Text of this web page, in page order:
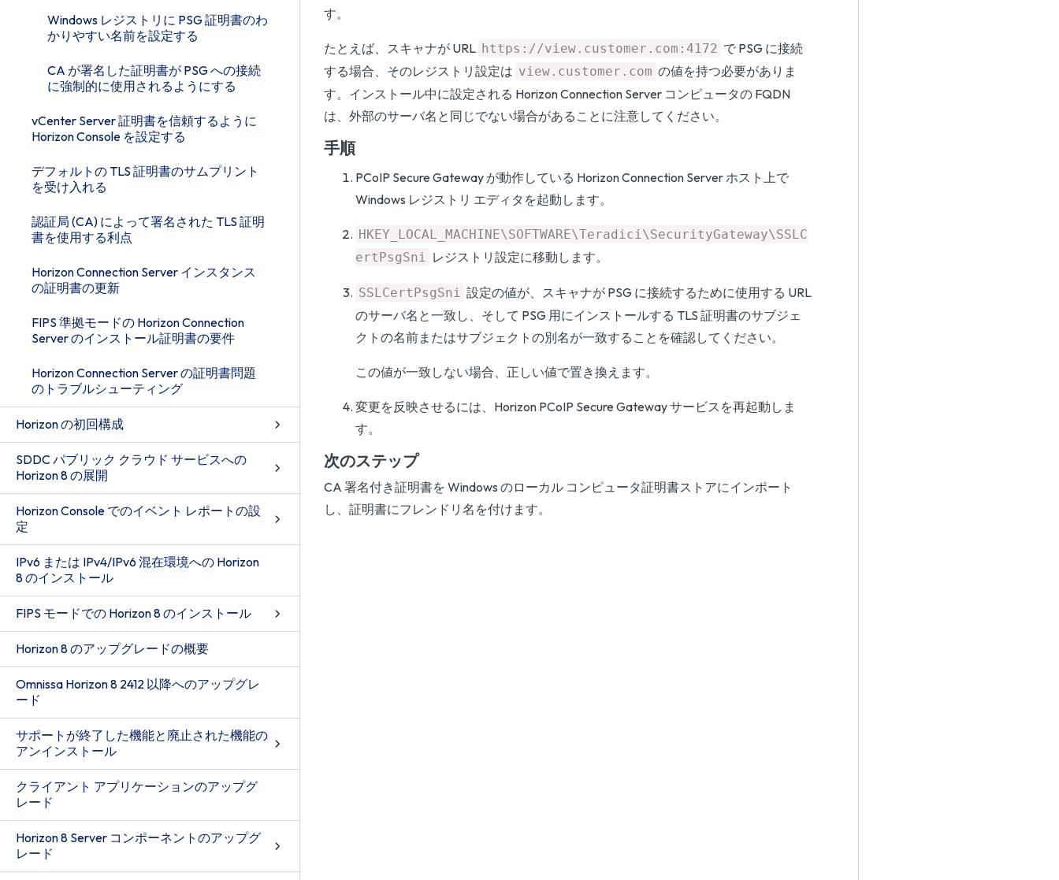
Windows レジストリに PSG 証明書のわ
かりやすい名前を設定する
CA が署名した証明書が PSG への接続
に強制的に使用されるようにする
vCenter Server 証明書を信頼するように
Horizon Console を設定する
デフォルトの TLS 証明書のサムプリント
を受け入れる
認証局 (CA) によって署名された TLS 証明
書を使用する利点
Horizon Connection Server インスタンス
の証明書の更新
FIPS 準拠モードの Horizon Connection
Server のインストール証明書の要件
Horizon Connection Server の証明書問題
のトラブルシューティング
Horizon の初回構成
SDDC パブリック クラウド サービスへの
Horizon 8 の展開
Horizon Console でのイベント レポートの設
定
IPv6 または IPv4/IPv6 混在環境への Horizon
8 のインストール
FIPS モードでの Horizon 8 のインストール
Horizon 8 のアップグレードの概要
Omnissa Horizon 8 2412 以降へのアップグレ
ード
サポートが終了した機能と廃止された機能の
アンインストール
クライアント アプリケーションのアップグ
レード
Horizon 8 Server コンポーネントのアップグ
レード
す。
たとえば、スキャナが URL https://view.customer.com:4172 で PSG に接続
する場合、そのレジストリ設定は view.customer.com の値を持つ必要がありま
す。インストール中に設定される Horizon Connection Server コンピュータの FQDN
は、外部のサーバ名と同じでない場合があることに注意してください。
手順
PCoIP Secure Gateway が動作している Horizon Connection Server ホスト上で
Windows レジストリ エディタを起動します。
HKEY_LOCAL_MACHINE\SOFTWARE\Teradici\SecurityGateway\SSLC
ertPsgSni レジストリ設定に移動します。
SSLCertPsgSni 設定の値が、スキャナが PSG に接続するために使用する URL
のサーバ名と一致し、そして PSG 用にインストールする TLS 証明書のサブジェ
クトの名前またはサブジェクトの別名が一致することを確認してください。
この値が一致しない場合、正しい値で置き換えます。
変更を反映させるには、Horizon PCoIP Secure Gateway サービスを再起動しま
す。
次のステップ
CA 署名付き証明書を Windows のローカル コンピュータ証明書ストアにインポート
し、証明書にフレンドリ名を付けます。